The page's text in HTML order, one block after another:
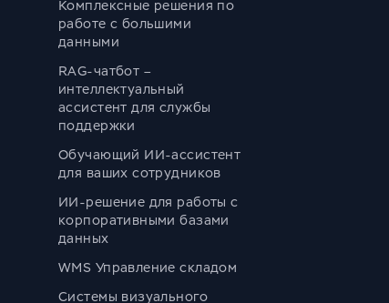
Комплексные решения по
работе с большими
данными
RAG-чатбот –
интеллектуальный
ассистент для службы
поддержки
Обучающий ИИ-ассистент
для ваших сотрудников
ИИ-решение для работы с
корпоративными базами
данных
WMS Управление складом
Системы визуального